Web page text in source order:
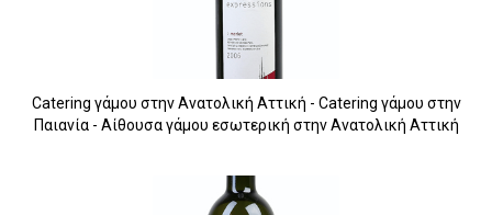
Catering γάμου στην Ανατολική Αττική - Catering γάμου στην
Παιανία - Αίθουσα γάμου εσωτερική στην Ανατολική Αττική